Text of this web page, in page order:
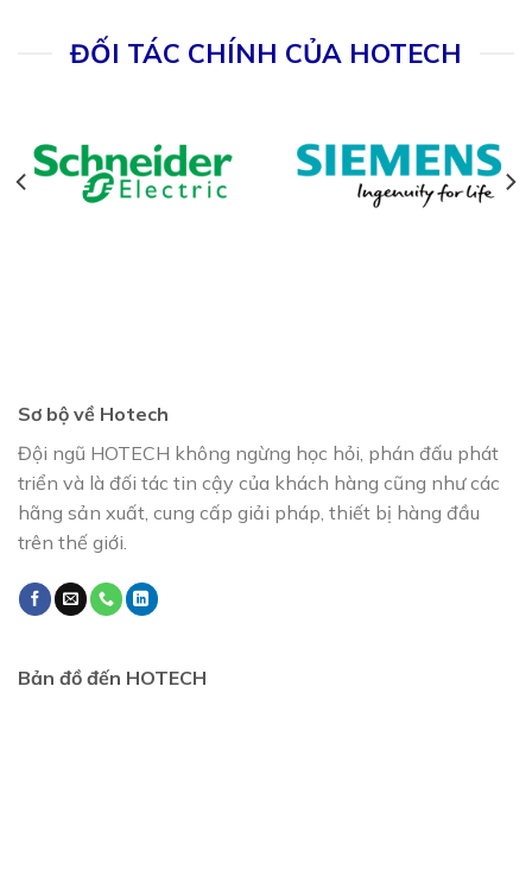
ĐỐI TÁC CHÍNH CỦA HOTECH
Sơ bộ về Hotech
Đội ngũ HOTECH không ngừng học hỏi, phán đấu phát
triển và là đối tác tin cậy của khách hàng cũng như các
hãng sản xuất, cung cấp giải pháp, thiết bị hàng đầu
trên thế giới.
Bản đồ đến HOTECH